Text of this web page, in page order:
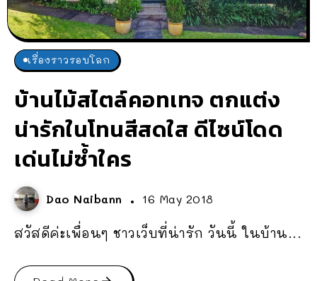
เรื่องราวรอบโลก
บ้านไม้สไตล์คอทเทจ ตกแต่ง
น่ารักในโทนสีสดใส ดีไซน์โดด
เด่นไม่ซ้ำใคร
Dao Naibann 16 May 2018
สวัสดีค่ะเพื่อนๆ ชาวเว็บที่น่ารัก วันนี้ ในบ้าน...